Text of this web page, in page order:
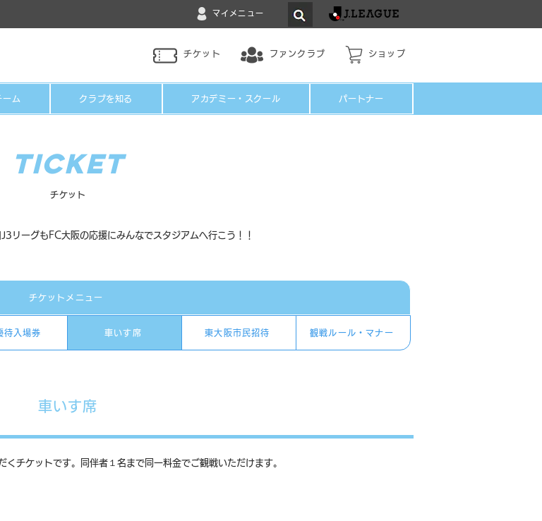
マイメニュー
チケット ファンクラブ ショップ
ーム クラブを知る アカデミー・スクール パートナー
ticket
チケット
リーグもFC大阪の応援にみんなでスタジアムへ行こう！！
チケットメニュー
東大阪市民招待 観戦ルール・マナー
待入場券 車いす席
車いす席
くチケットです。同伴者１名まで同一料金でご観戦いただけます。